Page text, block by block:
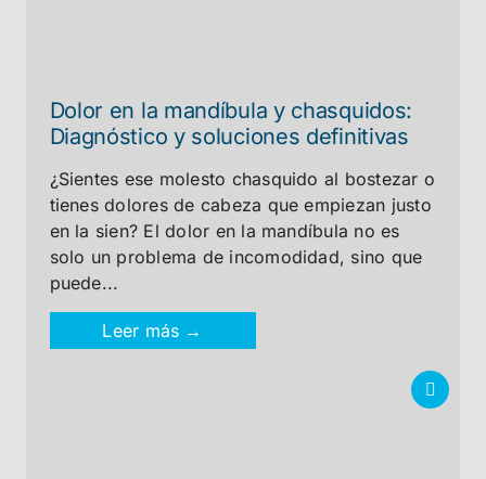
Dolor en la mandíbula y chasquidos:
Diagnóstico y soluciones definitivas
¿Sientes ese molesto chasquido al bostezar o
tienes dolores de cabeza que empiezan justo
en la sien? El dolor en la mandíbula no es
solo un problema de incomodidad, sino que
puede...
Leer más →